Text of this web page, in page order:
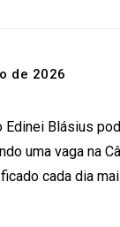
de 2026
Edinei Blásius
uma vaga na
cada dia